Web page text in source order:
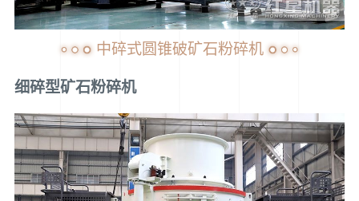
中碎式圆锥破矿石粉碎机
细碎型矿石粉碎机